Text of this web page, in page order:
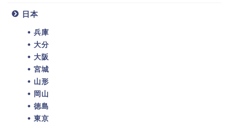
日本
兵庫
大分
大阪
宮城
山形
岡山
徳島
東京